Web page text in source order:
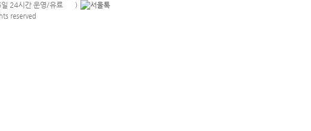
24시간 운영/유료 안내팝업 열기
)
reserved